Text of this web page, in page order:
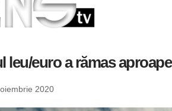
leu/euro a rămas
2020